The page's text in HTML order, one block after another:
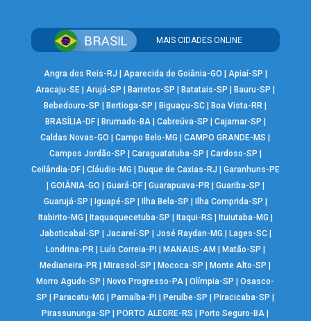
MAIS CIDADES ONLINE
Angra dos Reis-RJ Aparecida de Goiânia-GO Apiaí-SP
Aracaju-SE |Arujá-SP Barretos-SP Batatais-SP Bauru-SP
Bebedouro-SP
Bertioga-SP Biguaçu-SC Boa Vista-RR
BRASÍLIA-DF| Brumado-BA| Cabreúva-SP Cajamar-SP
Caldas Novas-GO
|Campo Belo-MG |CAMPO GRANDE-MS
Campos Jordão-SP
Caraguatatuba-SP Cardoso-SP
Ceilândia-DF| Cláudio-MG Duque de Caxias-RJ
Garanhuns-PE
GOIÂNIA-GO Guará-DF| Guarapuava-PR| Guariba-SP
Guarujá-SP
Iguapé-SP Ilha Bela-SP Ilha Comprida-SP
Itabirito-MG
Itaquaquecetuba-SP Itaqui-RS Ituiutaba-MG
Jaboticabal-SP
Jacareí-SP José Raydan-MG Lages-SC|
Londrina-PR| Luís Correia-PI MANAUS-AM Matão-SP
Medianeira-PR
Mirassol-SP Mococa-SP Monte Alto-SP
Morro Agudo-SP
Novo Progresso-PA |Olímpia-SP |Osasco-
SP
Paracatu-MG Parnaíba-PI Peruíbe-SP Piracicaba-SP
Pirassununga-SP
PORTO ALEGRE-RS Porto Seguro-BA